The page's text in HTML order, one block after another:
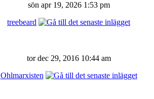
sön apr 19, 2026 1:53 pm
treebeard
tor dec 29, 2016 10:44 am
Ohlmarxisten